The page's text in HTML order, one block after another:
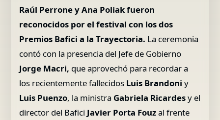
Raúl Perrone y Ana Poliak fueron
reconocidos por el festival con los dos
Premios Bafici a la Trayectoria. La ceremonia
contó con la presencia del Jefe de Gobierno
Jorge Macri, que aprovechó para recordar a
los recientemente fallecidos Luis Brandoniy
Luis Puenzo, la ministra Gabriela Ricardesy el
director del Bafici Javier Porta Fouzal frente